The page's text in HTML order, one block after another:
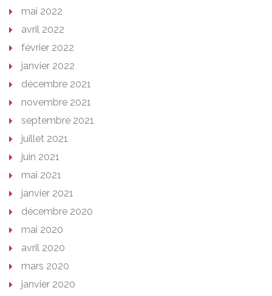
mai 2022
avril 2022
février 2022
janvier 2022
décembre 2021
novembre 2021
septembre 2021
juillet 2021
juin 2021
mai 2021
janvier 2021
décembre 2020
mai 2020
avril 2020
mars 2020
janvier 2020